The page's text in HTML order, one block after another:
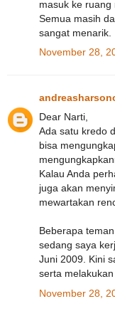
masuk ke ruang
Semua masih
sangat menarik.
November 28,
Dear Narti,
Ada satu kredo
bisa
Kalau Anda
juga akan
mewartakan
Beberapa
sedang saya
Juni 2009. Kini
serta
November 28,